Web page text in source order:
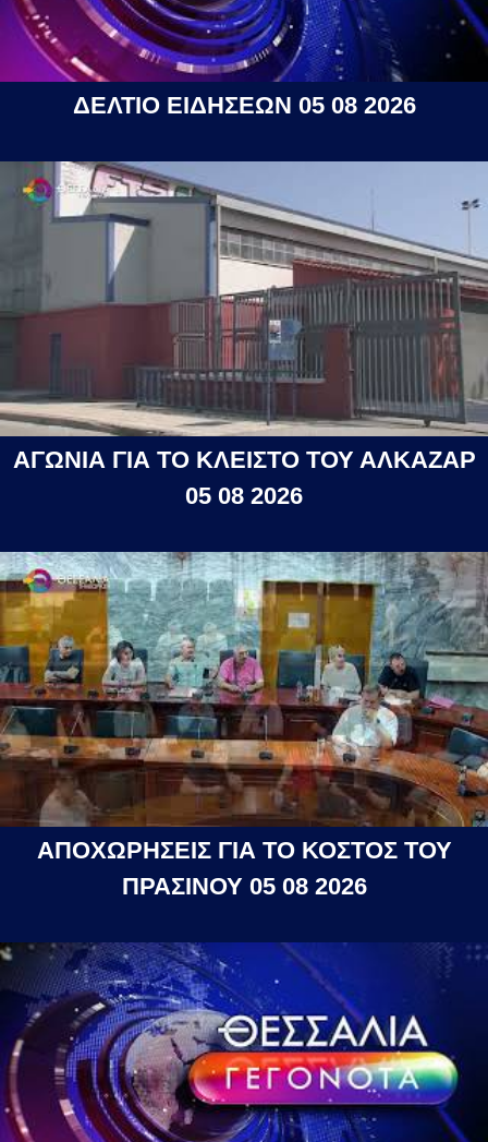
ΔΕΛΤΙΟ ΕΙΔΗΣΕΩΝ 05 08 2026
ΑΓΩΝΙΑ ΓΙΑ ΤΟ ΚΛΕΙΣΤΟ ΤΟΥ ΑΛΚΑΖΑΡ
05 08 2026
ΑΠΟΧΩΡΗΣΕΙΣ ΓΙΑ ΤΟ ΚΟΣΤΟΣ ΤΟΥ
ΠΡΑΣΙΝΟΥ 05 08 2026